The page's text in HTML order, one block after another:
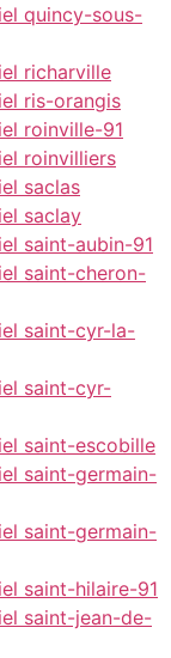
quincy-sous-
richarville
ris-orangis
roinville-91
roinvilliers
saclas
saclay
saint-aubin-91
saint-cheron-
saint-cyr-la-
saint-cyr-
saint-escobille
saint-germain-
saint-germain-
saint-hilaire-91
saint-jean-de-